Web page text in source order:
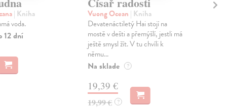
| Kniha
voda.
12 dní
Vuong Ocean | Kniha
Devatenáctiletý Hai stojí na
mostě v dešti a přemýšlí, jestli má
ještě smysl žít. V tu chvíli k
němu...
Na sklade ?
19,39 €
19,99 € ?